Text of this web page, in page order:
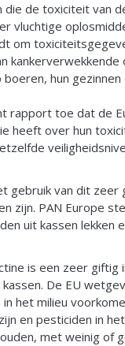
de toxiciteit van
vluchtige
om
hun gezinnen
rapport toe dat de
heeft over hun
gebruik van dit zeer
zijn. PAN Europe
uit kassen lekken
is een zeer giftig
De EU
het milieu
en pesticiden in
met weinig of